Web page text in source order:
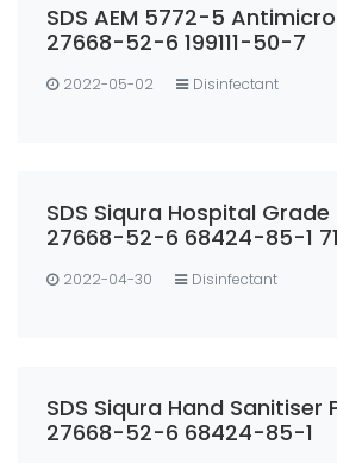
SDS AEM 5772-5
27668-52-6 199111-50-7
2022-05-02 Disinfectant
SDS Siqura Hospital
27668-52-6 68424-85-1
2022-04-30 Disinfectant
SDS Siqura Hand
27668-52-6 68424-85-1